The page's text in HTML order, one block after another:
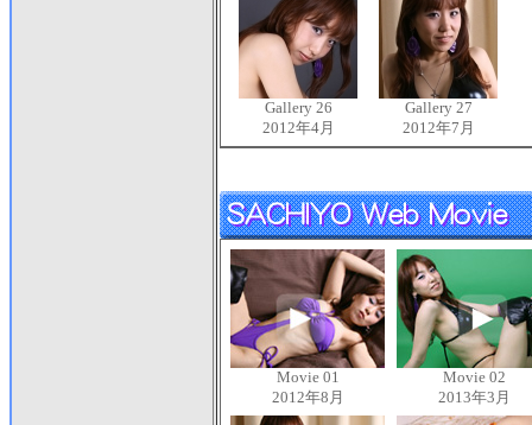
Gallery 26
2012年4月
Gallery 27
2012年7月
Movie 01
2012年8月
Movie 02
2013年3月